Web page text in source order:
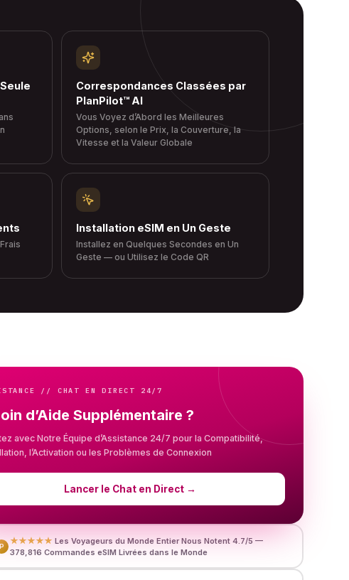
Correspondances Classées par
PlanPilot™ AI
Vous Voyez d’Abord les Meilleures
Options, selon le Prix, la Couverture, la
Vitesse et la Valeur Globale
Installation eSIM en Un Geste
Installez en Quelques Secondes en Un
Geste — ou Utilisez le Code QR
// CHAT EN DIRECT 24/7
d’Aide Supplémentaire ?
avec Notre Équipe d’Assistance 24/7 pour la Compatibilité,
l’Activation ou les Problèmes de Connexion
Lancer le Chat en Direct→
P
★★★★★ Les Voyageurs du Monde Entier Nous Notent 4.7/5 —
378,816 Commandes eSIM Livrées dans le Monde